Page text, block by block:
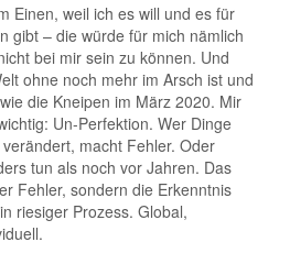
Einen, weil ich es will und es für
gibt – die würde für mich nämlich
bei mir sein zu können. Und
ohne noch mehr im Arsch ist und
die Kneipen im März 2020. Mir
Un-Perfektion. Wer Dinge
macht Fehler. Oder
tun als noch vor Jahren. Das
Fehler, sondern die Erkenntnis
riesiger Prozess. Global,